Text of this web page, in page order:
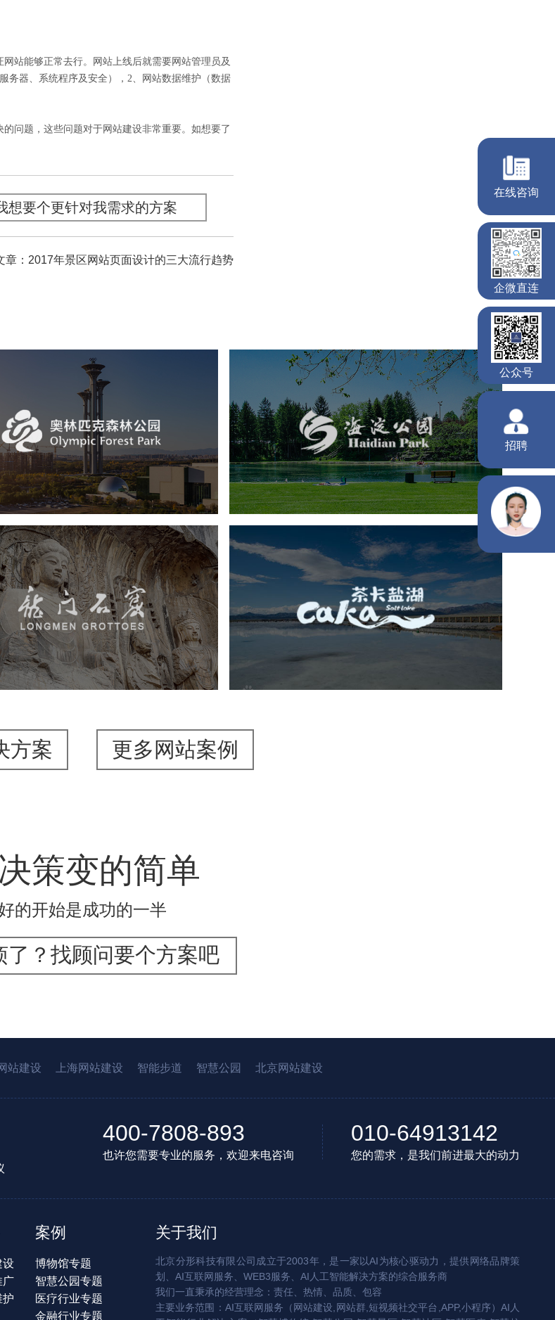
站能够正常去行。网站上线后就需要网站管理员及
务器、系统程序及安全），2、网站数据维护（数据
问题，这些问题对于网站建设非常重要。如想要了
想要个更针对我需求的方案
章：2017年景区网站页面设计的三大流行趋势
奥体森林公园
闲 公园 AI人工智能
智慧公园
育公园
智能步道 智能大数据平台
海淀公园
旅游休闲 公园 AI人工智能
智慧公园
智能步道
智能大数据平台
AR太极
智能语音亭
龙门石窟
景区网站建设 品牌官网 网页设计
茶卡盐湖
方案 更多网站案例
策变的简单
的开始是成功的一半
了？找顾问要个方案吧
站建设 上海网站建设 智能步道 智慧公园 北京网站建设
400-7808-893
也许您需要专业的服务，欢迎来电咨询
010-64913142
您的需求，是我们前进最大的动力
设
广
护
案例
博物馆专题
智慧公园专题
医疗行业专题
金融行业专题
关于我们
北京分形科技有限公司成立于2003年，是一家以AI为核心驱动力，提供网络品牌策
划、AI互联网服务、WEB3服务、AI人工智能解决方案的综合服务商
我们一直秉承的经营理念：责任、热情、品质、包容
主要业务范围：AI互联网服务（网站建设,网站群,短视频社交平台,APP,小程序）AI人